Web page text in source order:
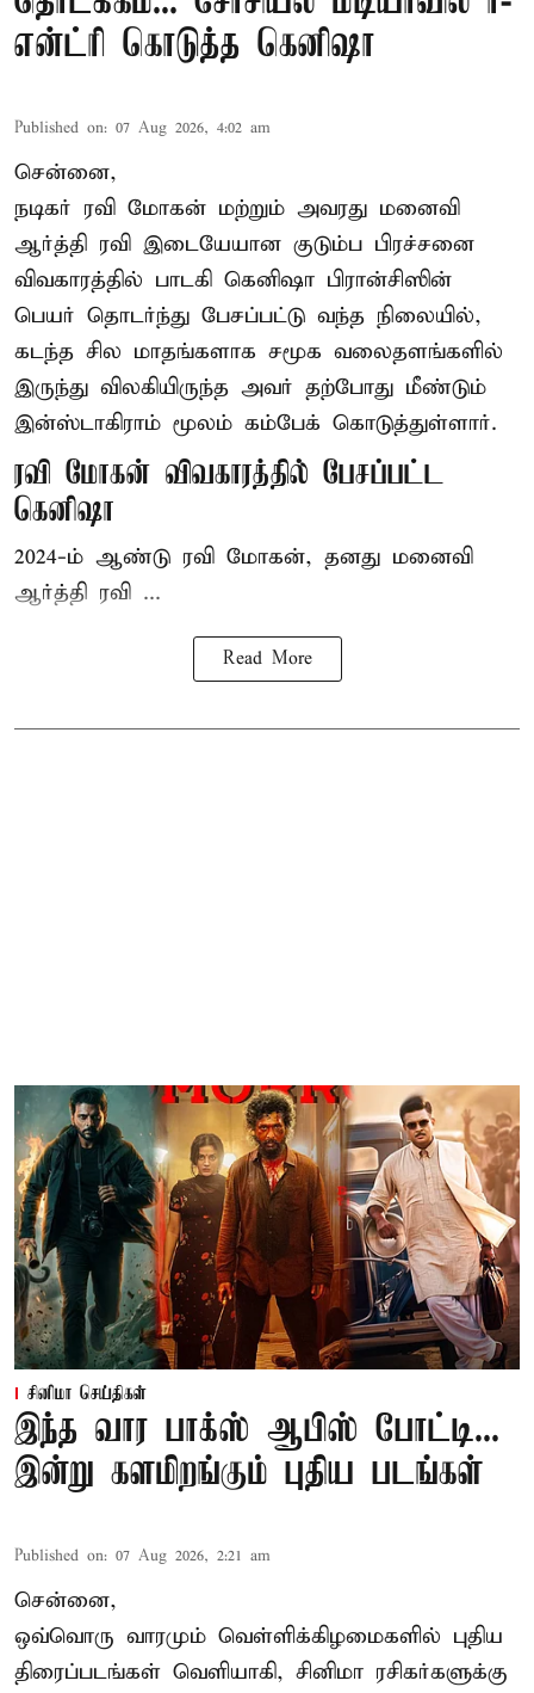
என்ட்ரி கொடுத்த கெனிஷா
Published on: 07 Aug 2026, 4:02 am
சென்னை,
நடிகர் ரவி மோகன் மற்றும் அவரது மனைவி
ஆர்த்தி ரவி இடையேயான குடும்ப பிரச்சனை
விவகாரத்தில் பாடகி கெனிஷா பிரான்சிஸின்
பெயர் தொடர்ந்து பேசப்பட்டு வந்த நிலையில்,
கடந்த சில மாதங்களாக சமூக வலைதளங்களில்
இருந்து விலகியிருந்த அவர் தற்போது மீண்டும்
இன்ஸ்டாகிராம் மூலம் கம்பேக் கொடுத்துள்ளார்.
ரவி மோகன் விவகாரத்தில் பேசப்பட்ட
கெனிஷா
2024-ம் ஆண்டு ரவி மோகன், தனது மனைவி
ஆர்த்தி ரவி ...
Read More
சினிமா செய்திகள்
இந்த வார பாக்ஸ் ஆபிஸ் போட்டி...
இன்று களமிறங்கும் புதிய படங்கள்
Published on: 07 Aug 2026, 2:21 am
சென்னை,
ஒவ்வொரு வாரமும் வெள்ளிக்கிழமைகளில் புதிய
திரைப்படங்கள் வெளியாகி, சினிமா ரசிகர்களுக்கு